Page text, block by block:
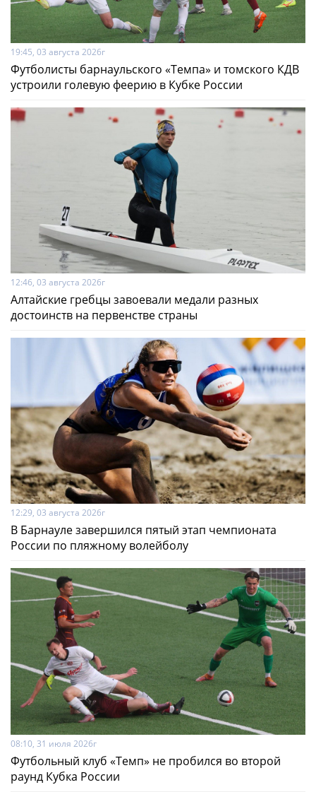
19:45, 03 августа 2026г
Футболисты барнаульского «Темпа» и томского КДВ
устроили голевую феерию в Кубке России
12:46, 03 августа 2026г
Алтайские гребцы завоевали медали разных
достоинств на первенстве страны
12:29, 03 августа 2026г
В Барнауле завершился пятый этап чемпионата
России по пляжному волейболу
08:10, 31 июля 2026г
Футбольный клуб «Темп» не пробился во второй
раунд Кубка России